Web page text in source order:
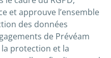
et approuve l’ensemble
des données
de Prévéam
protection et la